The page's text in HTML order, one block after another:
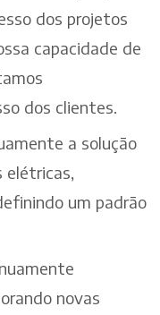
dos projetos
capacidade de
dos clientes.
a solução
elétricas,
um padrão
novas